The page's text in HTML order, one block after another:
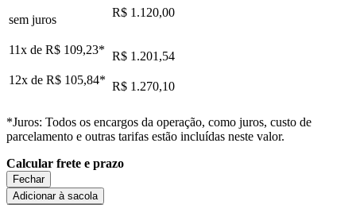
sem juros
R$ 1.120,00
11x de R$ 109,23* R$ 1.201,54
12x de R$ 105,84* R$ 1.270,10
*Juros: Todos os encargos da operação, como juros, custo de
parcelamento e outras tarifas estão incluídas neste valor.
Calcular frete e prazo
Fechar
Adicionar à sacola